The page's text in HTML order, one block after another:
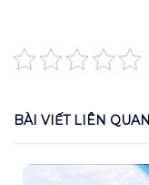
BÀI VIẾT LIÊN QUAN